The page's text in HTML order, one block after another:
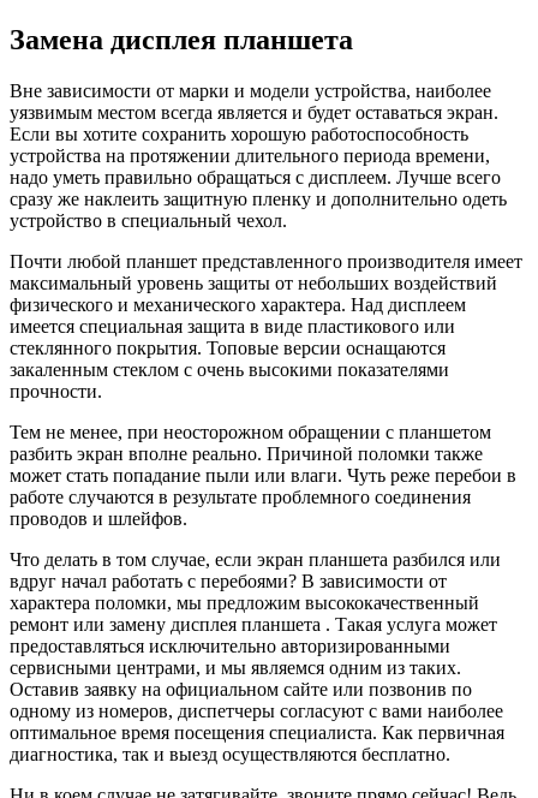
Замена дисплея планшета
Вне зависимости от марки и модели устройства, наиболее
уязвимым местом всегда является и будет оставаться экран.
Если вы хотите сохранить хорошую работоспособность
устройства на протяжении длительного периода времени,
надо уметь правильно обращаться с дисплеем. Лучше всего
сразу же наклеить защитную пленку и дополнительно одеть
устройство в специальный чехол.
Почти любой планшет представленного производителя имеет
максимальный уровень защиты от небольших воздействий
физического и механического характера. Над дисплеем
имеется специальная защита в виде пластикового или
стеклянного покрытия. Топовые версии оснащаются
закаленным стеклом с очень высокими показателями
прочности.
Тем не менее, при неосторожном обращении с планшетом
разбить экран вполне реально. Причиной поломки также
может стать попадание пыли или влаги. Чуть реже перебои в
работе случаются в результате проблемного соединения
проводов и шлейфов.
Что делать в том случае, если экран планшета разбился или
вдруг начал работать с перебоями? В зависимости от
характера поломки, мы предложим высококачественный
ремонт или замену дисплея планшета . Такая услуга может
предоставляться исключительно авторизированными
сервисными центрами, и мы являемся одним из таких.
Оставив заявку на официальном сайте или позвонив по
одному из номеров, диспетчеры согласуют с вами наиболее
оптимальное время посещения специалиста. Как первичная
диагностика, так и выезд осуществляются бесплатно.